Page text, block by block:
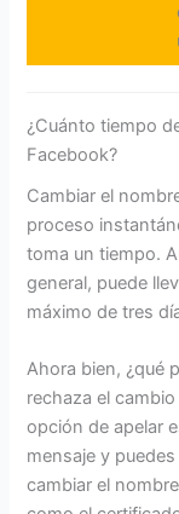
¿Cuánto tiempo
Facebook?
Cambiar el
proceso
toma un tiempo.
general, puede
máximo de tres
Ahora bien, ¿qué
rechaza el
opción de apelar
mensaje y
cambiar el